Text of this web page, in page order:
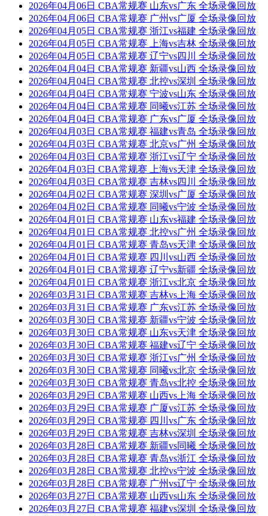
2026年04月06日 CBA常规赛 山东vs广东 全场录像回放
2026年04月06日 CBA常规赛 广州vs广厦 全场录像回放
2026年04月05日 CBA常规赛 浙江vs福建 全场录像回放
2026年04月05日 CBA常规赛 上海vs吉林 全场录像回放
2026年04月05日 CBA常规赛 辽宁vs四川 全场录像回放
2026年04月04日 CBA常规赛 新疆vs山西 全场录像回放
2026年04月04日 CBA常规赛 北控vs深圳 全场录像回放
2026年04月04日 CBA常规赛 宁波vs山东 全场录像回放
2026年04月04日 CBA常规赛 同曦vs江苏 全场录像回放
2026年04月04日 CBA常规赛 广东vs广厦 全场录像回放
2026年04月03日 CBA常规赛 福建vs青岛 全场录像回放
2026年04月03日 CBA常规赛 北京vs广州 全场录像回放
2026年04月03日 CBA常规赛 浙江vs辽宁 全场录像回放
2026年04月03日 CBA常规赛 上海vs天津 全场录像回放
2026年04月03日 CBA常规赛 吉林vs四川 全场录像回放
2026年04月02日 CBA常规赛 深圳vs广厦 全场录像回放
2026年04月02日 CBA常规赛 同曦vs宁波 全场录像回放
2026年04月01日 CBA常规赛 山东vs福建 全场录像回放
2026年04月01日 CBA常规赛 北控vs广州 全场录像回放
2026年04月01日 CBA常规赛 青岛vs天津 全场录像回放
2026年04月01日 CBA常规赛 四川vs山西 全场录像回放
2026年04月01日 CBA常规赛 辽宁vs新疆 全场录像回放
2026年04月01日 CBA常规赛 浙江vs北京 全场录像回放
2026年03月31日 CBA常规赛 吉林vs上海 全场录像回放
2026年03月31日 CBA常规赛 广东vs江苏 全场录像回放
2026年03月30日 CBA常规赛 新疆vs宁波 全场录像回放
2026年03月30日 CBA常规赛 山东vs天津 全场录像回放
2026年03月30日 CBA常规赛 福建vs辽宁 全场录像回放
2026年03月30日 CBA常规赛 浙江vs广州 全场录像回放
2026年03月30日 CBA常规赛 同曦vs北京 全场录像回放
2026年03月30日 CBA常规赛 青岛vs北控 全场录像回放
2026年03月29日 CBA常规赛 山西vs上海 全场录像回放
2026年03月29日 CBA常规赛 广厦vs江苏 全场录像回放
2026年03月29日 CBA常规赛 四川vs广东 全场录像回放
2026年03月29日 CBA常规赛 吉林vs深圳 全场录像回放
2026年03月28日 CBA常规赛 新疆vs同曦 全场录像回放
2026年03月28日 CBA常规赛 青岛vs浙江 全场录像回放
2026年03月28日 CBA常规赛 北控vs宁波 全场录像回放
2026年03月28日 CBA常规赛 广州vs辽宁 全场录像回放
2026年03月27日 CBA常规赛 山西vs山东 全场录像回放
2026年03月27日 CBA常规赛 福建vs深圳 全场录像回放